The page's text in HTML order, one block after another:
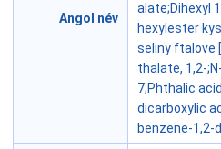
Angol név
alate;Dihexyl
hexylester
seliny ftalove
thalate, 1,2-
7;Phthalic
dicarboxylic
benzene-1,2-